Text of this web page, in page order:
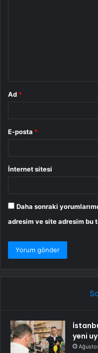
Ad *
E-posta *
İnternet sitesi
Daha sonraki
adresim ve site adresim bu
yeni